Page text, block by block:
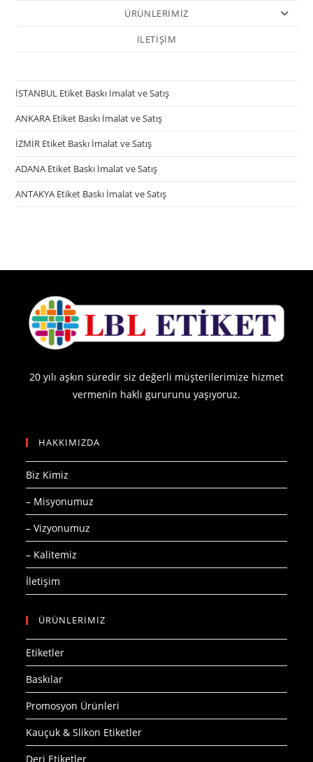
ÜRÜNLERİMİZ
İLETİŞİM
İSTANBUL Etiket Baskı İmalat ve Satış
ANKARA Etiket Baskı İmalat ve Satış
İZMİR Etiket Baskı İmalat ve Satış
ADANA Etiket Baskı İmalat ve Satış
ANTAKYA Etiket Baskı İmalat ve Satış
20 yılı aşkın süredir siz değerli müşterilerimize hizmet
vermenin haklı gururunu yaşıyoruz.
HAKKIMIZDA
Biz Kimiz
– Misyonumuz
– Vizyonumuz
– Kalitemiz
İletişim
ÜRÜNLERİMİZ
Etiketler
Baskılar
Promosyon Ürünleri
Kauçuk & Slikon Etiketler
Deri Etiketler